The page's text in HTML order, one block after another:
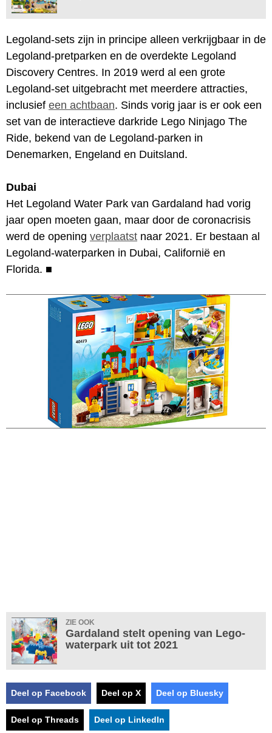
Legoland-sets zijn in principe alleen verkrijgbaar in de
Legoland-pretparken en de overdekte Legoland
Discovery Centres. In 2019 werd al een grote
Legoland-set uitgebracht met meerdere attracties,
inclusief een achtbaan. Sinds vorig jaar is er ook een
set van de interactieve darkride Lego Ninjago The
Ride, bekend van de Legoland-parken in
Denemarken, Engeland en Duitsland.
Dubai
Het Legoland Water Park van Gardaland had vorig
jaar open moeten gaan, maar door de coronacrisis
werd de opening verplaatst naar 2021. Er bestaan al
Legoland-waterparken in Dubai, Californië en
Florida. ■
ZIE OOK
Gardaland stelt opening van Lego-
waterpark uit tot 2021
Deel op Facebook Deel op X Deel op Bluesky
Deel op Threads Deel op LinkedIn